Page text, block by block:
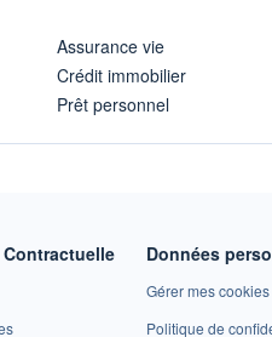
Assurance vie
Crédit immobilier
Prêt personnel
Données
Gérer mes cookies
Politique de